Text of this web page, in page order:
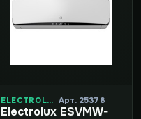
ELECTROLUX Арт. 25378
Electrolux ESVMW-